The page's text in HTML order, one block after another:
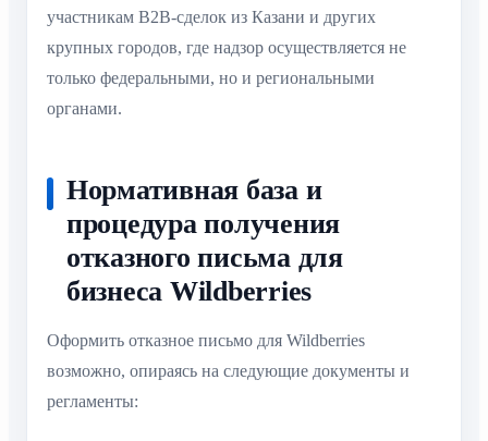
участникам B2B-сделок из Казани и других
крупных городов, где надзор осуществляется не
только федеральными, но и региональными
органами.
Нормативная база и
процедура получения
отказного письма для
бизнеса Wildberries
Оформить отказное письмо для Wildberries
возможно, опираясь на следующие документы и
регламенты: